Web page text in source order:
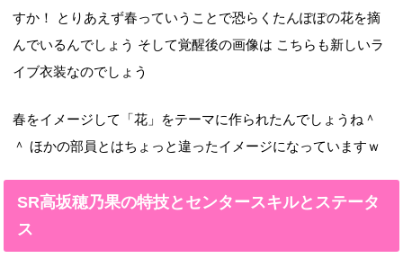
すか！ とりあえず春っていうことで恐らくたんぽぽの花を摘
んでいるんでしょう そして覚醒後の画像は こちらも新しいラ
イブ衣装なのでしょう
春をイメージして「花」をテーマに作られたんでしょうね＾
＾ ほかの部員とはちょっと違ったイメージになっていますｗ
SR高坂穂乃果の特技とセンタースキルとステータ
ス